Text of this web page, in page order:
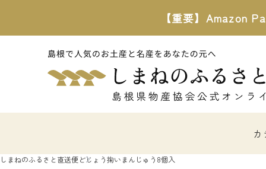
【重要】Amazon
しまねのふるさと直送便どじょう掬いまんじゅう8個入